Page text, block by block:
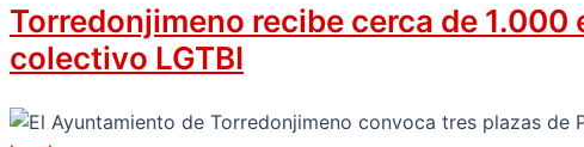
Torredonjimeno recibe cerca de
colectivo LGTBI